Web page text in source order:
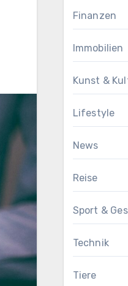
Finanzen
Immobilien
Kunst &
Lifestyle
News
Reise
Sport &
Technik
Tiere